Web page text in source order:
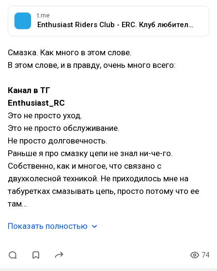
t.me
Enthusiast Riders Club - ERC. Клуб любителей мотоциклов разных марок.
Смазка. Как много в этом слове.
В этом слове, и в правду, очень много всего:
Канал в ТГ
Enthusiast_RC
Это не просто уход.
Это не просто обслуживание.
Не просто долговечность.
Раньше я про смазку цепи не знал ни-че-го.
Собственно, как и многое, что связано с
двухколесной техникой. Не приходилось мне на
табуретках смазывать цепь, просто потому что ее
там…
Показать полностью
74